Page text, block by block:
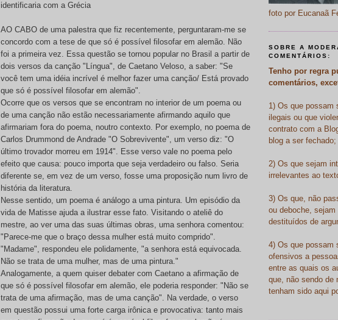
identificaria com a Grécia
AO CABO de uma palestra que fiz recentemente, perguntaram-me se
concordo com a tese de que só é possível filosofar em alemão. Não
foi a primeira vez. Essa questão se tornou popular no Brasil a partir de
dois versos da canção "Língua", de Caetano Veloso, a saber: "Se
você tem uma idéia incrível é melhor fazer uma canção/ Está provado
que só é possível filosofar em alemão".
Ocorre que os versos que se encontram no interior de um poema ou
de uma canção não estão necessariamente afirmando aquilo que
afirmariam fora do poema, noutro contexto. Por exemplo, no poema de
Carlos Drummond de Andrade "O Sobrevivente", um verso diz: "O
último trovador morreu em 1914". Esse verso vale no poema pelo
efeito que causa: pouco importa que seja verdadeiro ou falso. Seria
diferente se, em vez de um verso, fosse uma proposição num livro de
história da literatura.
Nesse sentido, um poema é análogo a uma pintura. Um episódio da
vida de Matisse ajuda a ilustrar esse fato. Visitando o ateliê do
mestre, ao ver uma das suas últimas obras, uma senhora comentou:
"Parece-me que o braço dessa mulher está muito comprido".
"Madame", respondeu ele polidamente, "a senhora está equivocada.
Não se trata de uma mulher, mas de uma pintura."
Analogamente, a quem quiser debater com Caetano a afirmação de
que só é possível filosofar em alemão, ele poderia responder: "Não se
trata de uma afirmação, mas de uma canção". Na verdade, o verso
em questão possui uma forte carga irônica e provocativa: tanto mais
foto por Eucanaã
SOBRE A
COMENTÁRIOS:
Tenho por regra
comentários,
1) Os que possam
ilegais ou que
contrato com a
blog a ser fechado;
2) Os que sejam
irrelevantes ao
3) Os que, não
ou deboche, sejam
destituídos de
4) Os que possam
ofensivos a
entre as quais os
que, não sendo de
tenham sido aqui